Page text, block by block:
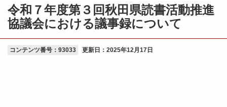
令和７年度第３回秋田県読書活動推進
協議会における議事録について
コンテンツ番号：93033 更新日： 2025年12月17日